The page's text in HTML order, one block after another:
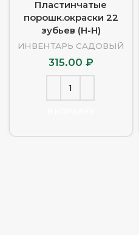
Пластинчатые
порошк.окраски 22
зубьев (Н-Н)
ИНВЕНТАРЬ САДОВЫЙ
315.00 ₽